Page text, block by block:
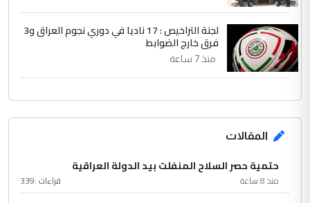
لجنة التراخيص : 17 ناديا في دوري نجوم العراق و3
فرق خارج الضوابط
منذ 7 ساعة
المقالات
حتمية حصر السلاح المنفلت بيد الدولة العراقية
منذ 8 ساعة قراءات :339